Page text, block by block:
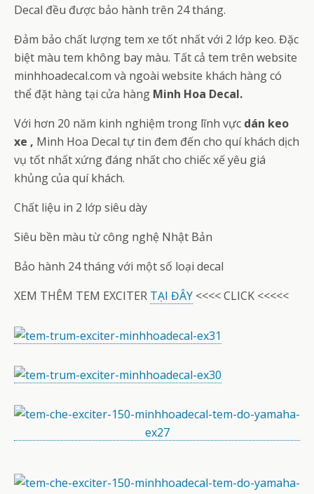
Decal đều được bảo hành trên 24 tháng.
Đảm bảo chất lượng tem xe tốt nhất với 2 lớp keo. Đặc
biệt màu tem không bay màu. Tất cả tem trên website
minhhoadecal.com và ngoài website khách hàng có
thể đặt hàng tại cửa hàng Minh Hoa Decal.
Với hơn 20 năm kinh nghiệm trong lĩnh vực dán keo
xe , Minh Hoa Decal tự tin đem đến cho quí khách dịch
vụ tốt nhất xứng đáng nhất cho chiếc xế yêu giá
khủng của quí khách.
Chất liệu in 2 lớp siêu dày
Siêu bền màu từ công nghệ Nhật Bản
Bảo hành 24 tháng với một số loại decal
XEM THÊM TEM EXCITER TẠI ĐÂY <<<< CLICK <<<<<